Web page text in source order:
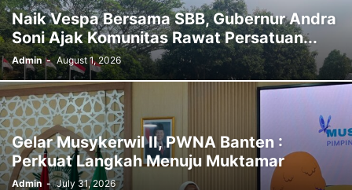
Naik Vespa Bersama SBB, Gubernur Andra
Soni Ajak Komunitas Rawat Persatuan...
Admin - August 1, 2026
Gelar Musykerwil II, PWNA Banten :
Perkuat Langkah Menuju Muktamar
Admin - July 31, 2026